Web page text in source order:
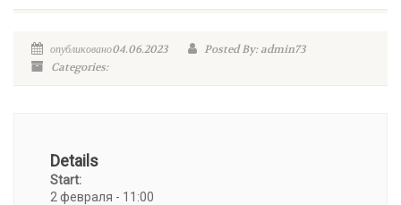
опубликовано04.06.2023
Posted By: admin73
Categories:
Details
Start:
2 февраля - 11:00